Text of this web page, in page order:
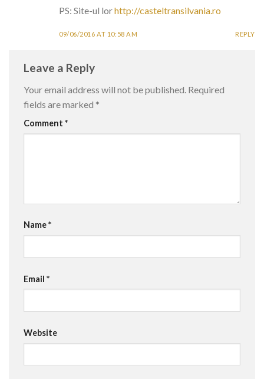
PS: Site-ul lorhttp://casteltransilvania.ro
09/06/2016 AT 10:58 AM REPLY
Leave a Reply
Your email address will not be published. Required
fields are marked *
Comment *
Name*
Email *
Website